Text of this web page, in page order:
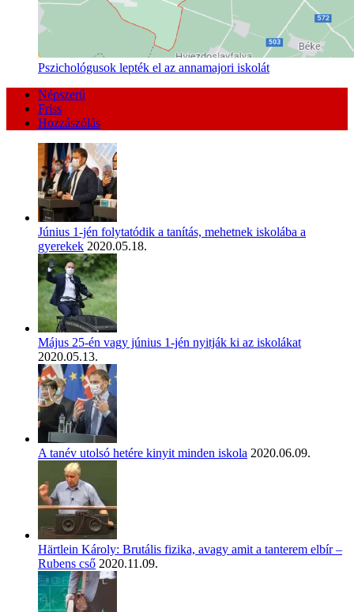
Pszichológusok lepték el az annamajori iskolát
Népszerű
Friss
Hozzászólás
Június 1-jén folytatódik a tanítás, mehetnek iskolába a
gyerekek 2020.05.18.
Május 25-én vagy június 1-jén nyitják ki az iskolákat
2020.05.13.
A tanév utolsó hetére kinyit minden iskola 2020.06.09.
Härtlein Károly: Brutális fizika, avagy amit a tanterem elbír –
Rubens cső 2020.11.09.